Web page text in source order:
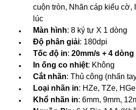
cuộn tròn, Nhãn cáp kiểu cờ,
lúc
Màn hình: 8 ký tự X 1 dòng
Độ phân giải: 180dpi
Tốc độ in: 20mm/s + 4 dòng
In ống co nhiệt: Không
Cắt nhãn: Thủ công (nhấn
Loại nhãn in: HZe, TZe, HGe
Khổ nhãn in: 6mm, 9mm,